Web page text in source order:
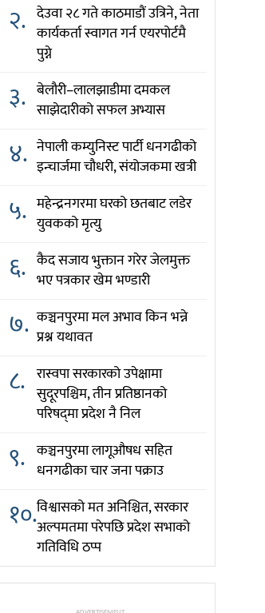
२. देउवा २८ गते काठमाडौं उत्रिने, नेता
कार्यकर्ता स्वागत गर्न एयरपोर्टमै
पुग्ने
३. बेलौरी–लालझाडीमा दमकल
साझेदारीको सफल अभ्यास
४. नेपाली कम्युनिस्ट पार्टी धनगढीको
इन्चार्जमा चौधरी, संयोजकमा खत्री
५. महेन्द्रनगरमा घरको छतबाट लडेर
युवकको मृत्यु
६. कैद सजाय भुक्तान गरेर जेलमुक्त
भए पत्रकार खेम भण्डारी
७. कञ्चनपुरमा मल अभाव किन भन्ने
प्रश्न यथावत
८. रास्वपा सरकारको उपेक्षामा
सुदूरपश्चिम, तीन प्रतिष्ठानको
परिषद्‌मा प्रदेश नै निल
९. कञ्चनपुरमा लागूऔषध सहित
धनगढीका चार जना पक्राउ
१०.विश्वासको मत अनिश्चित, सरकार
अल्पमतमा परेपछि प्रदेश सभाको
गतिविधि ठप्प